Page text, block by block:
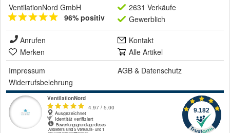
VentilationNord GmbH
96% positiv
2631 Verkäufe
Gewerblich
Anrufen
Kontakt
Merken
Alle Artikel
Impressum
AGB & Datenschutz
Widerrufsbelehrung